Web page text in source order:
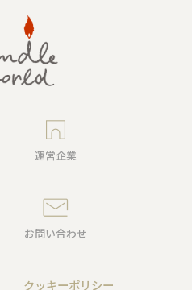
運営企業
お問い合わせ
クッキーポリシー